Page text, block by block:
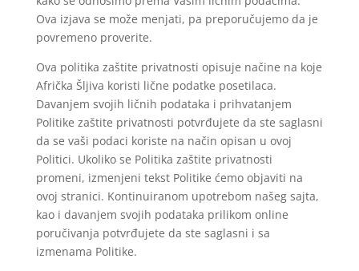
Ova izjava se može menjati, pa preporučujemo da je
povremeno proverite.
Ova politika zaštite privatnosti opisuje načine na koje
Afrička Šljiva koristi lične podatke posetilaca.
Davanjem svojih ličnih podataka i prihvatanjem
Politike zaštite privatnosti potvrđujete da ste saglasni
da se vaši podaci koriste na način opisan u ovoj
Politici. Ukoliko se Politika zaštite privatnosti
promeni, izmenjeni tekst Politike ćemo objaviti na
ovoj stranici. Kontinuiranom upotrebom našeg sajta,
kao i davanjem svojih podataka prilikom online
poručivanja potvrđujete da ste saglasni i sa
izmenama Politike.